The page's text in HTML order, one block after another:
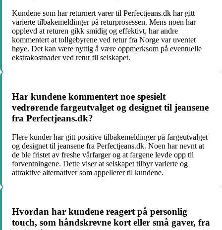
Kundene som har returnert varer til Perfectjeans.dk har gitt
varierte tilbakemeldinger på returprosessen. Mens noen har
opplevd at returen gikk smidig og effektivt, har andre
kommentert at tollgebyrene ved retur fra Norge var uventet
høye. Det kan være nyttig å være oppmerksom på eventuelle
ekstrakostnader ved retur til selskapet.
Har kundene kommentert noe spesielt
vedrørende fargeutvalget og designet til jeansene
fra Perfectjeans.dk?
Flere kunder har gitt positive tilbakemeldinger på fargeutvalget
og designet til jeansene fra Perfectjeans.dk. Noen har nevnt at
de ble fristet av freshe vårfarger og at fargene levde opp til
forventningene. Dette viser at selskapet tilbyr varierte og
attraktive alternativer som appellerer til kundene.
Hvordan har kundene reagert på personlig
touch, som håndskrevne kort eller små gaver, fra